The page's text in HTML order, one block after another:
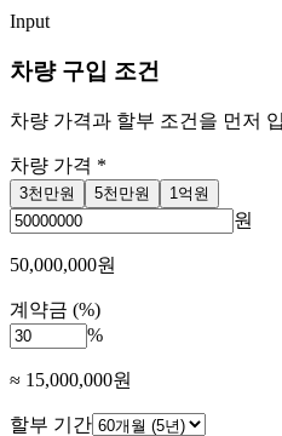
Input
차량 구입 조건
차량 가격과 할부 조건을 먼저
차량 가격 *
3천만원 5천만원 1억원
원
50,000,000원
계약금 (%)
%
≈ 15,000,000원
할부 기간